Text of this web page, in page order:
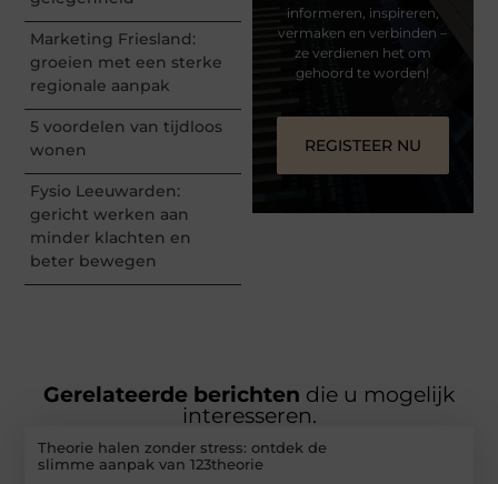
Marketing Friesland:
groeien met een sterke
regionale aanpak
5 voordelen van tijdloos
wonen
Fysio Leeuwarden:
gericht werken aan
minder klachten en
beter bewegen
informeren, inspireren,
vermaken en verbinden –
ze verdienen het om
gehoord te worden!
REGISTEER NU
Gerelateerde berichten die u mogelijk
interesseren.
Theorie halen zonder stress: ontdek de
slimme aanpak van 123theorie